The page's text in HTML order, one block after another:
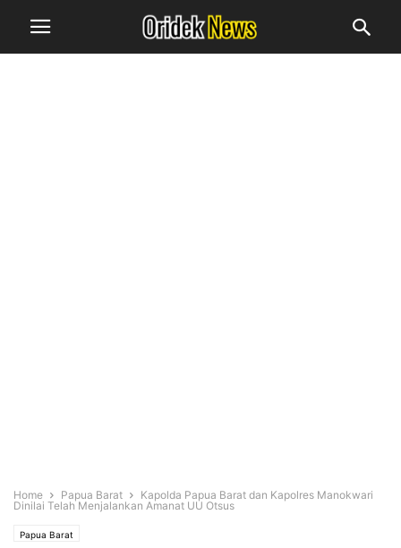
Home Papua Barat
Kapolda Papua Barat dan Kapolres Manokwari
Dinilai Telah Menjalankan Amanat UU Otsus
Papua Barat